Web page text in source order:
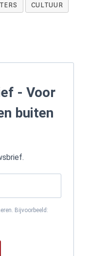
CULTUUR
- Voor
buiten
Bijvoorbeeld: